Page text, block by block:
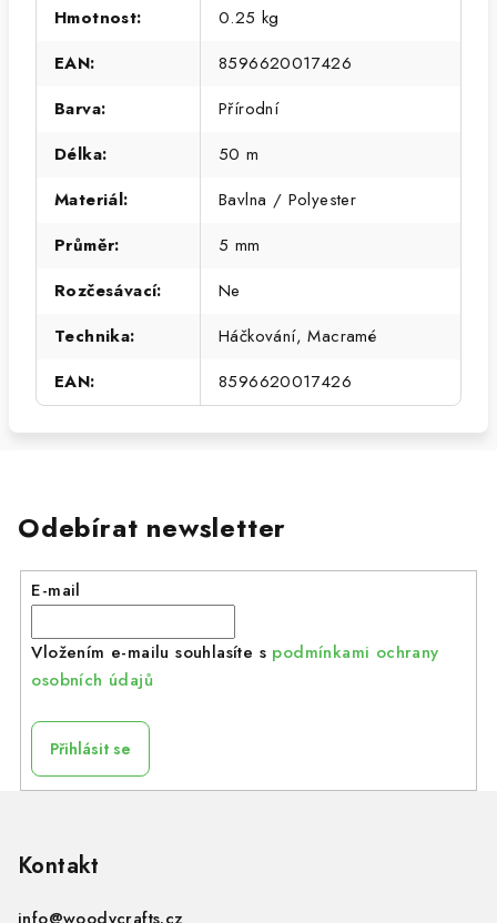
Hmotnost:
0.25 kg
EAN:
8596620017426
Barva:
Přírodní
Délka:
50 m
Materiál:
Bavlna / Polyester
Průměr:
5 mm
Rozčesávací:
Ne
Technika:
Háčkování, Macramé
EAN: 8596620017426
Odebírat newsletter
E-mail
Vložením e-mailu souhlasíte s podmínkami ochrany
osobních údajů
Přihlásit se
Kontakt
info@woodycrafts.cz